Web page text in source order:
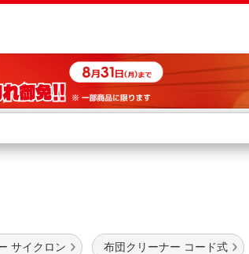
店舗情報・店舗一覧
サイクロン 布団クリーナー コード式